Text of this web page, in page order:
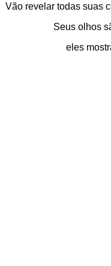
Vão revelar todas suas
Seus olhos
eles